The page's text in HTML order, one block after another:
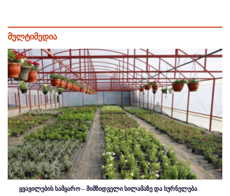
მულტიმედია
ყვავილების სამყარო – მიმზიდველი სილამაზე და სურნელება